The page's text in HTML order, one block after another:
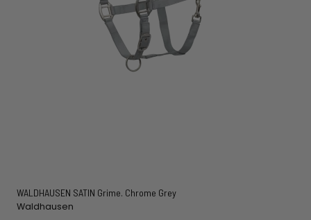
WALDHAUSEN SATIN Grime. Chrome Grey
Waldhausen